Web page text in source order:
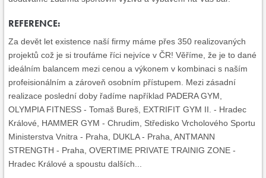
REFERENCE:
Za devět let existence naší firmy máme přes 350 realizovaných
projektů což je si troufáme říci nejvíce v ČR! Věříme, že je to dané
ideálním balancem mezi cenou a výkonem v kombinaci s naším
profeisionálním a zároveň osobním přístupem. Mezi zásadní
realizace poslední doby řadíme například PADERA GYM,
OLYMPIA FITNESS - Tomaš Bureš, EXTRIFIT GYM II. - Hradec
Králové, HAMMER GYM - Chrudim, Středisko Vrcholového Sportu
Ministerstva Vnitra - Praha, DUKLA - Praha, ANTMANN
STRENGTH - Praha, OVERTIME PRIVATE TRAINIG ZONE -
Hradec Králové a spoustu dalších...